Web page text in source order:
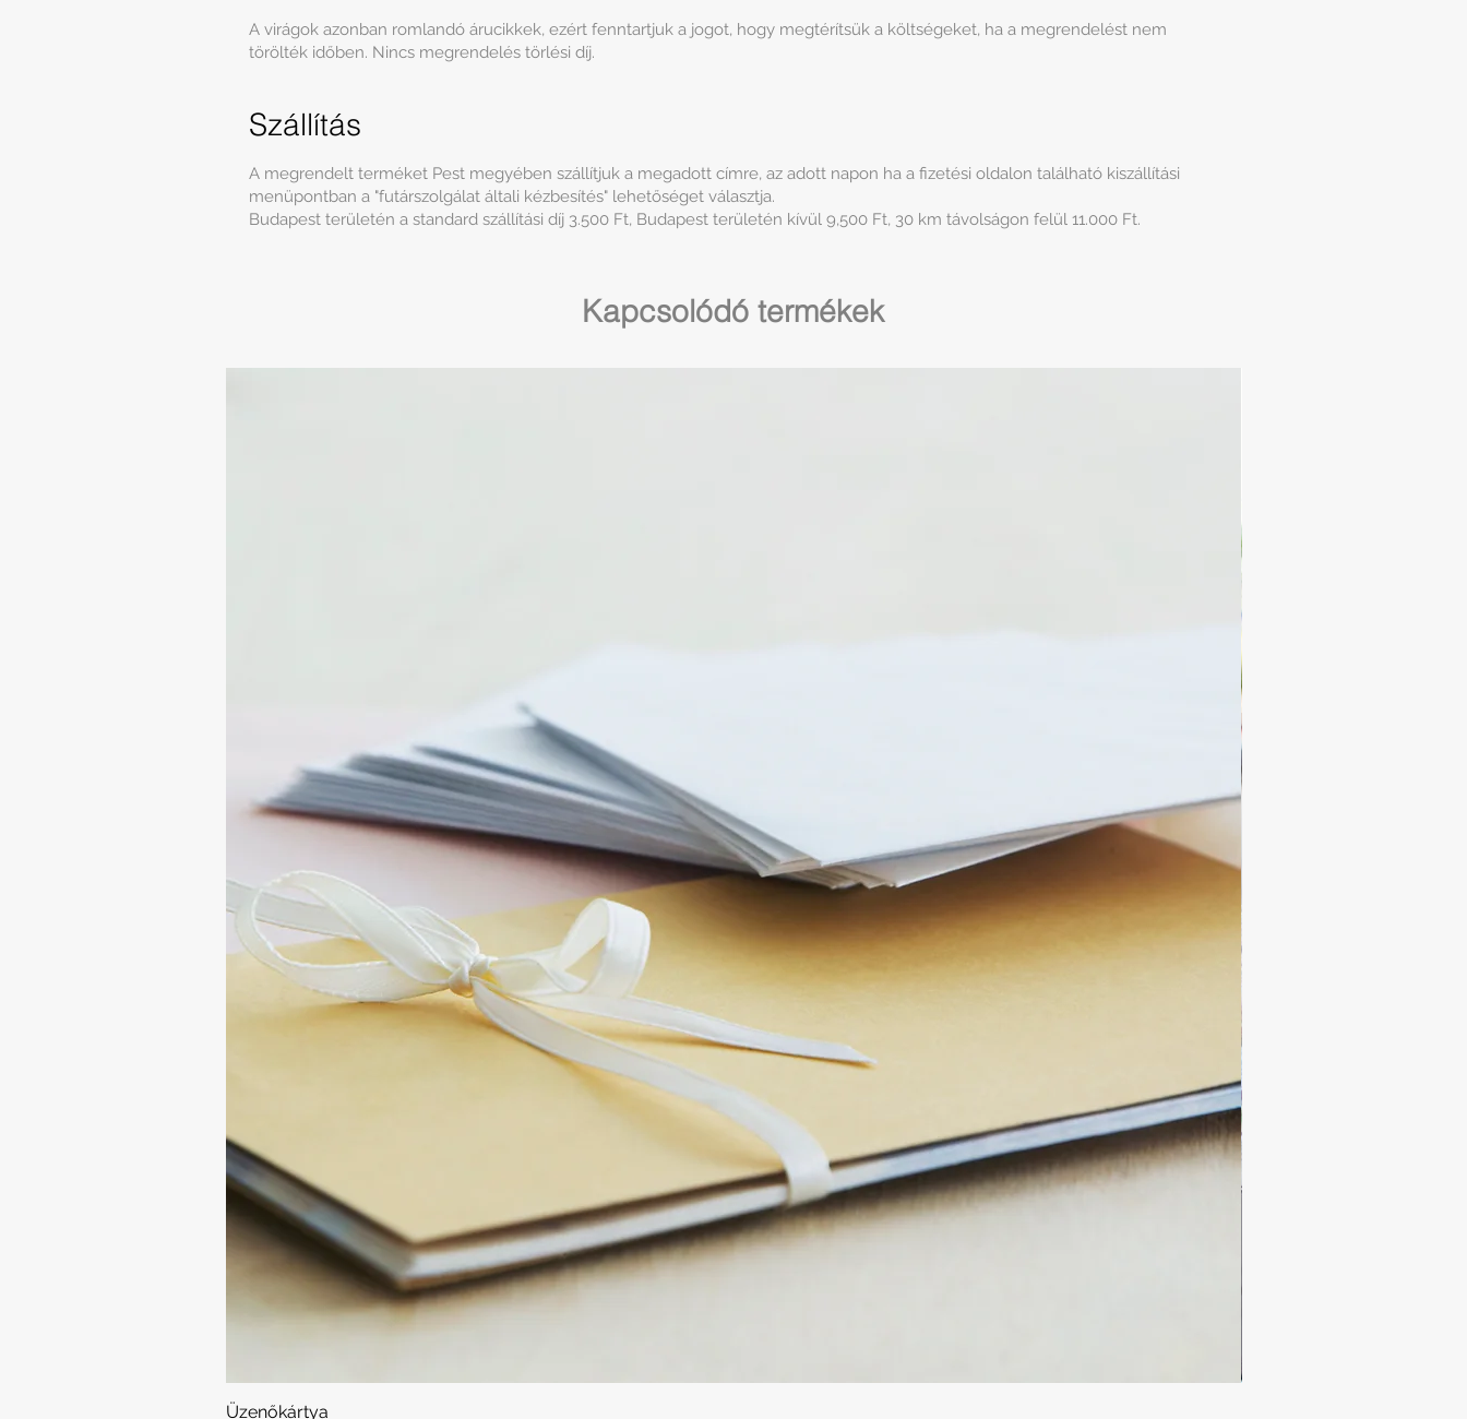
A virágok azonban romlandó árucikkek, ezért fenntartjuk a jogot, hogy megtérítsük a költségeket, ha a megrendelést nem
törölték időben. Nincs megrendelés törlési díj.
Szállítás
A megrendelt terméket Pest megyében szállítjuk a megadott címre, az adott napon ha a fizetési oldalon található kiszállítási
menüpontban a "futárszolgálat általi kézbesítés" lehetőséget választja.
Budapest területén a standard szállítási díj 3.500 Ft, Budapest területén kívül 9,500 Ft, 30 km távolságon felül 11.000 Ft.
Kapcsolódó termékek
Üzenőkártya